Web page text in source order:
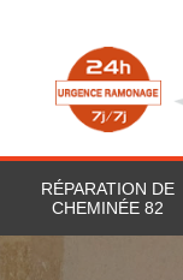
RÉPARATION DE
CHEMINÉE 82